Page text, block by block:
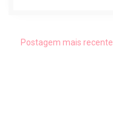
Postagem mais recente